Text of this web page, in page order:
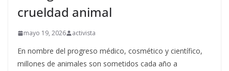
crueldad animal
mayo 19, 2026 activista
En nombre del progreso médico, cosmético y científico,
millones de animales son sometidos cada año a